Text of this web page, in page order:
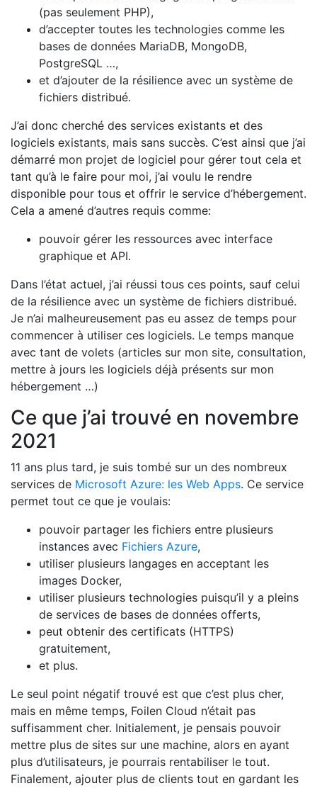
(pas seulement PHP),
d’accepter toutes les technologies comme les
bases de données MariaDB, MongoDB,
PostgreSQL …,
et d’ajouter de la résilience avec un système de
fichiers distribué.
J’ai donc cherché des services existants et des
logiciels existants, mais sans succès. C’est ainsi que j’ai
démarré mon projet de logiciel pour gérer tout cela et
tant qu’à le faire pour moi, j’ai voulu le rendre
disponible pour tous et offrir le service d’hébergement.
Cela a amené d’autres requis comme:
pouvoir gérer les ressources avec interface
graphique et API.
Dans l’état actuel, j’ai réussi tous ces points, sauf celui
de la résilience avec un système de fichiers distribué.
Je n’ai malheureusement pas eu assez de temps pour
commencer à utiliser ces logiciels. Le temps manque
avec tant de volets (articles sur mon site, consultation,
mettre à jours les logiciels déjà présents sur mon
hébergement …)
Ce que j’ai trouvé en novembre
2021
11 ans plus tard, je suis tombé sur un des nombreux
services de Microsoft Azure: les Web Apps. Ce service
permet tout ce que je voulais:
pouvoir partager les fichiers entre plusieurs
instances avec Fichiers Azure,
utiliser plusieurs langages en acceptant les
images Docker,
utiliser plusieurs technologies puisqu’il y a pleins
de services de bases de données offerts,
peut obtenir des certificats (HTTPS)
gratuitement,
et plus.
Le seul point négatif trouvé est que c’est plus cher,
mais en même temps, Foilen Cloud n’était pas
suffisamment cher. Initialement, je pensais pouvoir
mettre plus de sites sur une machine, alors en ayant
plus d’utilisateurs, je pourrais rentabiliser le tout.
Finalement, ajouter plus de clients tout en gardant les